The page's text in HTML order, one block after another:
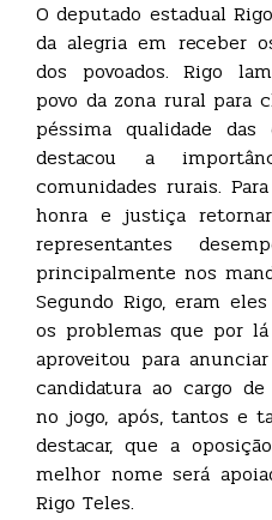
O deputado estadual
da alegria em receber
dos povoados. Rigo
povo da zona rural para
péssima qualidade das
destacou a
comunidades rurais.
honra e justiça
representantes
principalmente nos
Segundo Rigo, eram
os problemas que por
aproveitou para
candidatura ao cargo
no jogo, após, tantos e
destacar, que a
melhor nome será
Rigo Teles.